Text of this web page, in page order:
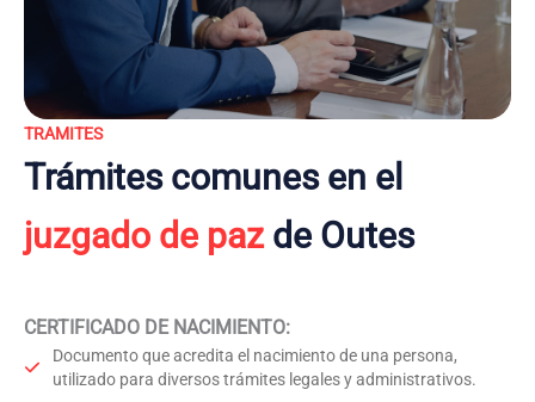
TRAMITES
Trámites comunes en el
juzgado de pazde Outes
CERTIFICADO DE NACIMIENTO:
Documento que acredita el nacimiento de una persona,
utilizado para diversos trámites legales y administrativos.